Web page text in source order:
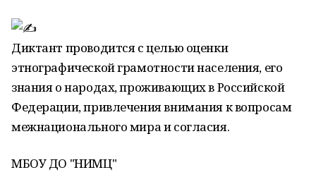
Диктант проводится с целью оценки
этнографической грамотности населения, его
знания о народах, проживающих в Российской
Федерации, привлечения внимания к вопросам
межнационального мира и согласия.
МБОУ ДО "НИМЦ"